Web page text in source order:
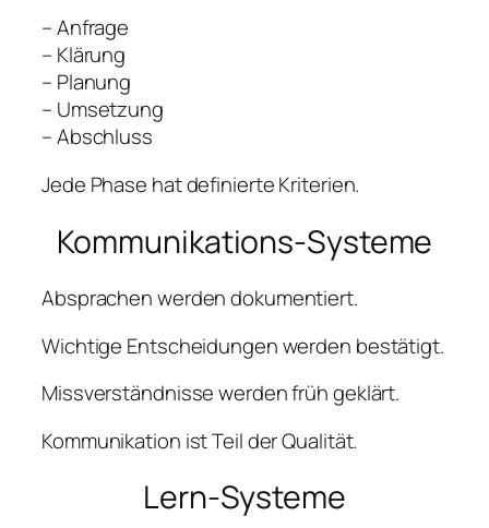
– Anfrage
– Klärung
– Planung
– Umsetzung
– Abschluss
Jede Phase hat definierte Kriterien.
Kommunikations-Systeme
Absprachen werden dokumentiert.
Wichtige Entscheidungen werden bestätigt.
Missverständnisse werden früh geklärt.
Kommunikation ist Teil der Qualität.
Lern-Systeme